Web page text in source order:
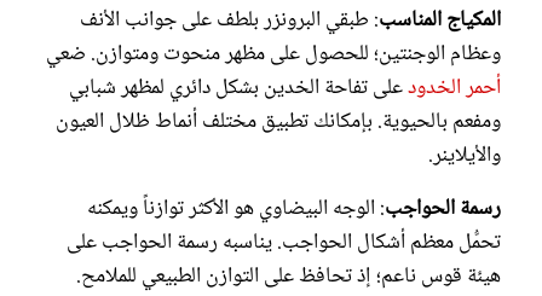
المكياج المناسب: طبقي البرونزر بلطف على جوانب الأنف
وعظام الوجنتين؛ للحصول على مظهر منحوت ومتوازن. ضعي
أحمر الخدودعلى تفاحة الخدين بشكل دائري لمظهر شبابي
ومفعم بالحيوية. بإمكانك تطبيق مختلف أنماط ظلال العيون
والأيلاينر.
رسمة الحواجب: الوجه البيضاوي هو الأكثر توازناً ويمكنه
تحمُّل معظم أشكال الحواجب. يناسبه رسمة الحواجب على
هيئة قوس ناعم؛ إذ تحافظ على التوازن الطبيعي للملامح.